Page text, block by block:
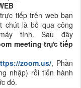
tiếp trên web bạn
chút là bỏ qua công
tính. Sau đây
meeting trực tiếp
zoom.us/, Phần
nhập) rồi tiến hành
đó.